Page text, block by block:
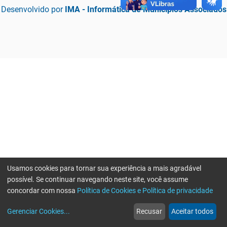
Desenvolvido por IMA - Informática de Municípios Associados
web
Notícias
more_horiz
Mais
Usamos cookies para tornar sua experiência a mais agradável
possível. Se continuar navegando neste site, você assume
concordar com nossa Política de Cookies e Política de privacidade
Gerenciar Cookies... Recusar Aceitar todos
Erro ao enviar informações, por favor tente novamente